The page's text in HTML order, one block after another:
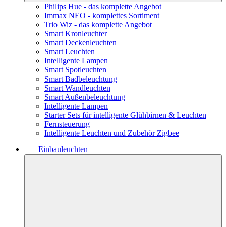
Philips Hue - das komplette Angebot
Immax NEO - komplettes Sortiment
Trio Wiz - das komplette Angebot
Smart Kronleuchter
Smart Deckenleuchten
Smart Leuchten
Intelligente Lampen
Smart Spotleuchten
Smart Badbeleuchtung
Smart Wandleuchten
Smart Außenbeleuchtung
Intelligente Lampen
Starter Sets für intelligente Glühbirnen & Leuchten
Fernsteuerung
Intelligente Leuchten und Zubehör Zigbee
Einbauleuchten